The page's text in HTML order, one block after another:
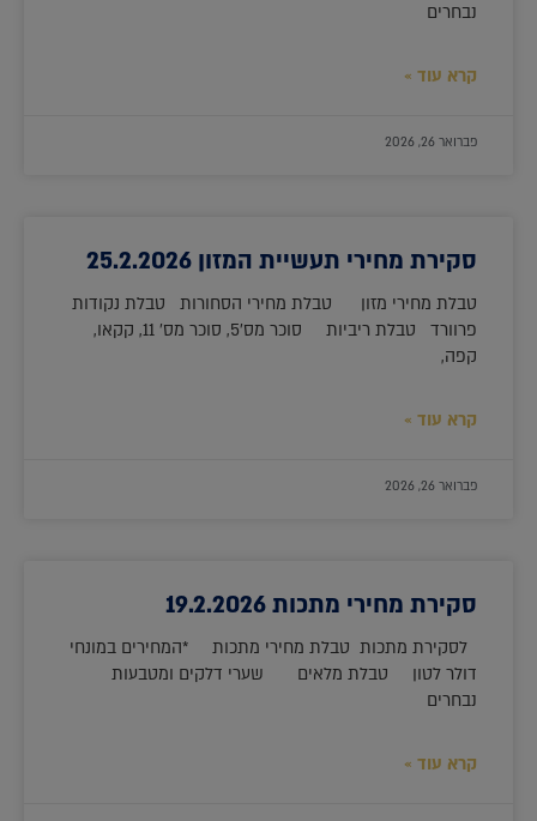
נבחרים
קרא עוד »
פברואר 26, 2026
סקירת מחירי תעשיית המזון 25.2.2026
טבלת מחירי מזון טבלת מחירי הסחורות טבלת נקודות
פרוורד טבלת ריביות סוכר מס'5, סוכר מס' 11, קקאו,
קפה,
קרא עוד »
פברואר 26, 2026
סקירת מחירי מתכות 19.2.2026
לסקירת מתכות טבלת מחירי מתכות *המחירים במונחי
דולר לטון טבלת מלאים שערי דלקים ומטבעות
נבחרים
קרא עוד »